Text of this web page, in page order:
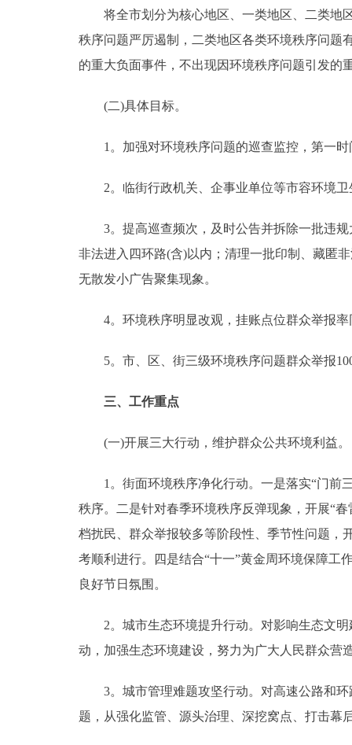
DEUTSCH
ESPAÑOL
ITALIANO
将全市划分为核心地区、一类地区、二类地区
秩序问题严厉遏制，二类地区各类环境秩序问题
的重大负面事件，不出现因环境秩序问题引发的
(二)具体目标。
1。加强对环境秩序问题的巡查监控，第一时
2。临街行政机关、企事业单位等市容环境卫
3。提高巡查频次，及时公告并拆除一批违规
非法进入四环路(含)以内；清理一批印制、藏匿
无散发小广告聚集现象。
4。环境秩序明显改观，挂账点位群众举报率
5。市、区、街三级环境秩序问题群众举报
三、工作重点
(一)开展三大行动，维护群众公共环境利益。
1。街面环境秩序净化行动。一是落实“门前三
秩序。二是针对春季环境秩序反弹现象，开展“
档扰民、群众举报较多等阶段性、季节性问题，
考顺利进行。四是结合“十一”黄金周环境保障工
良好节日氛围。
2。城市生态环境提升行动。对影响生态文明
动，加强生态环境建设，努力为广大人民群众营
3。城市管理难题攻坚行动。对高速公路和环
题，从强化监管、源头治理、深挖窝点、打击幕